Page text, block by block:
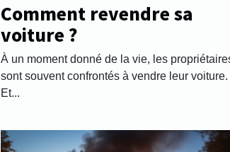
Comment revendre sa
voiture ?
À un moment donné de la vie, les
sont souvent confrontés à vendre leur voiture.
Et...